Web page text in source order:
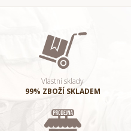
Vlastní sklady
99% ZBOŽÍ SKLADEM